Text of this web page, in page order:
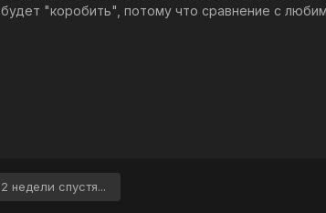
будет "коробить", потому что сравнение с
2 недели спустя...